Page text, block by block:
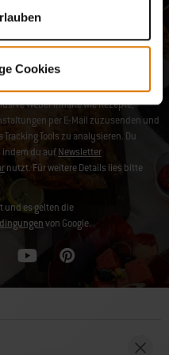
Cookies
Jetzt anmelden
Daten durch die Weber-
Weber Inhalte wie Rezepte,
per E-Mail zuzusenden und
Tools zu analysieren. Du
indem du aufNewsletter
nutzt. Für weitere Details lies bitte
und es gelten die
von Google.